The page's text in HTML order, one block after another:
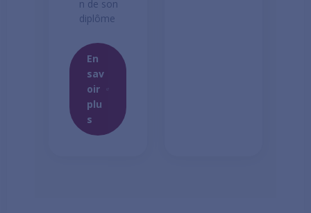
n de son
diplôme
En
sav
oir
plu
s